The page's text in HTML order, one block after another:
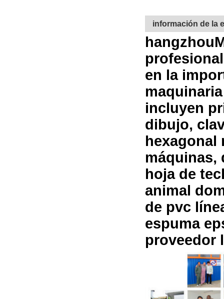
información de la
hangzhou
en la
incluyen
dibujo,
hexagonal
máquinas,
hoja de
animal
de pvc
espuma
proveedor